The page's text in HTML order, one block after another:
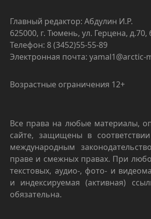
Главный редактор: Абдулин И.Р.
625000, г. Тюмень, ул. Герцена, д.70,
Телефон: 8 (3452)55-55-89
Электронная почта: yamal1@arctic-
Возрастные ограничения 12+
Все права на любые материалы,
сайте, защищены в
международным
праве и смежных правах. При
текстовых, аудио-, фото- и
и индексируемая (активная)
обязательна.